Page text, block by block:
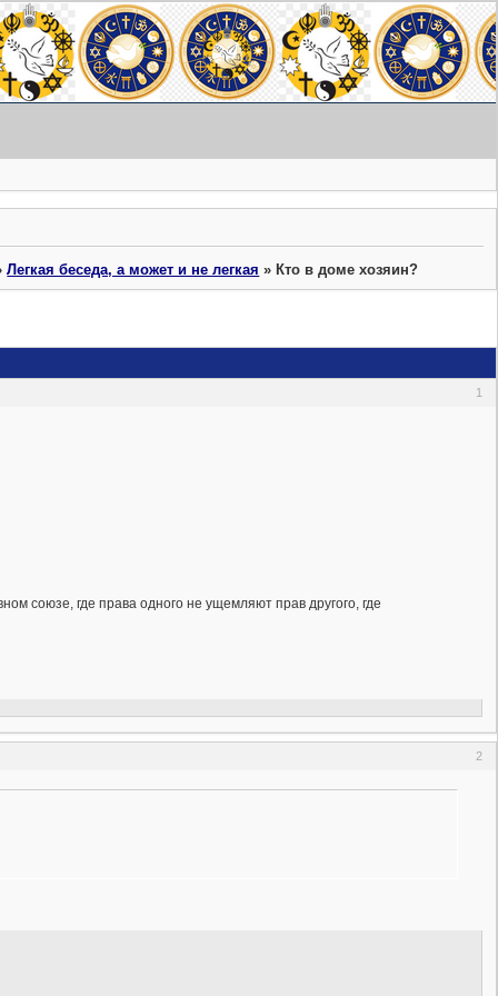
Легкая беседа, а может и не легкая »Кто в доме хозяин?
1
союзе, где права одного не ущемляют прав другого, где
2